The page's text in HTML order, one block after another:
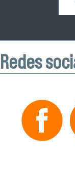
Redes